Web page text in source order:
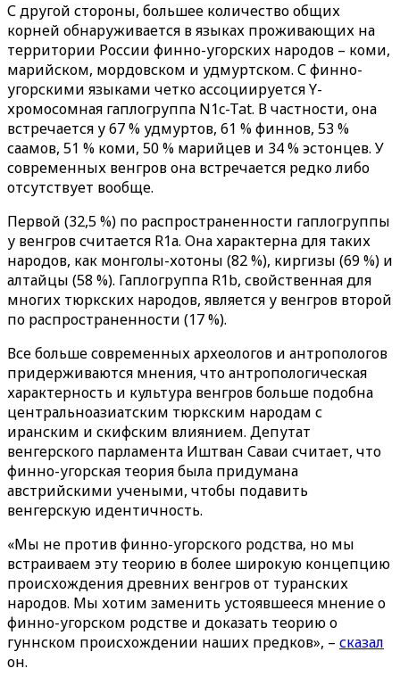
С другой стороны, большее количество общих
корней обнаруживается в языках проживающих на
территории России финно-угорских народов – коми,
марийском, мордовском и удмуртском. С финно-
угорскими языками четко ассоциируется Y-
хромосомная гаплогруппа N1c-Tat. В частности, она
встречается у 67 % удмуртов, 61 % финнов, 53 %
саамов, 51 % коми, 50 % марийцев и 34 % эстонцев. У
современных венгров она встречается редко либо
отсутствует вообще.
Первой (32,5 %) по распространенности гаплогруппы
у венгров считается R1а. Она характерна для таких
народов, как монголы-хотоны (82 %), киргизы (69 %) и
алтайцы (58 %). Гаплогруппа R1b, свойственная для
многих тюркских народов, является у венгров второй
по распространенности (17 %).
Все больше современных археологов и антропологов
придерживаются мнения, что антропологическая
характерность и культура венгров больше подобна
центральноазиатским тюркским народам с
иранским и скифским влиянием. Депутат
венгерского парламента Иштван Саваи считает, что
финно-угорская теория была придумана
австрийскими учеными, чтобы подавить
венгерскую идентичность.
«Мы не против финно-угорского родства, но мы
встраиваем эту теорию в более широкую концепцию
происхождения древних венгров от туранских
народов. Мы хотим заменить устоявшееся мнение о
финно-угорском родстве и доказать теорию о
гуннском происхождении наших предков», – сказал
он.